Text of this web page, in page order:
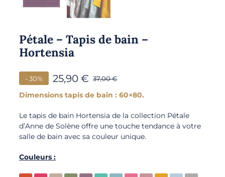
Pétale – Tapis de bain –
Hortensia
37,00€
25,90€
- 30%
Dimensions tapis de bain : 60×80.
Le tapis de bain Hortensia de la collection Pétale
d’Anne de Solène offre une touche tendance à votre
salle de bain avec sa couleur unique.
Couleurs :